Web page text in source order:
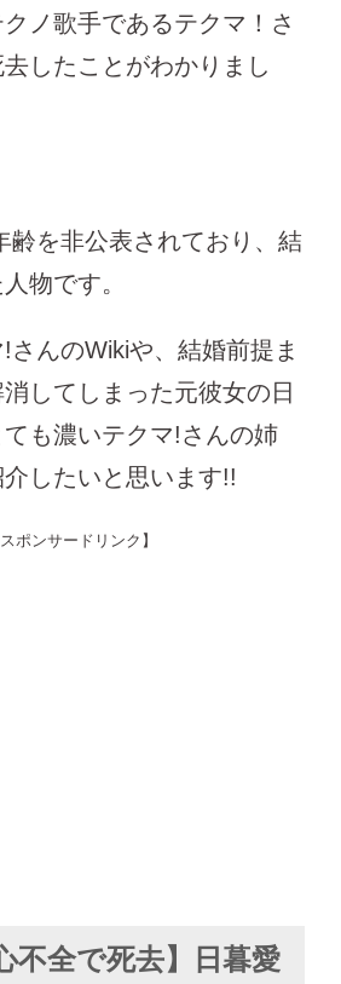
ノ歌手であるテクマ！さ
したことがわかりまし
齢を非公表されており、結
物です。
さんのWikiや、結婚前提ま
してしまった元彼女の日
も濃いテクマ!さんの姉
したいと思います!!
スポンサードリンク】
不全で死去】日暮愛